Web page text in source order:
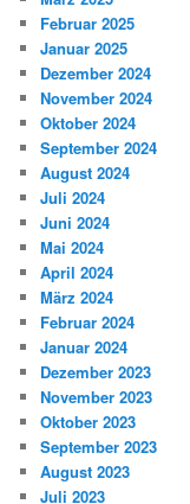
Februar 2025
Januar 2025
Dezember 2024
November 2024
Oktober 2024
September 2024
August 2024
Juli 2024
Juni 2024
Mai 2024
April 2024
März 2024
Februar 2024
Januar 2024
Dezember 2023
November 2023
Oktober 2023
September 2023
August 2023
Juli 2023